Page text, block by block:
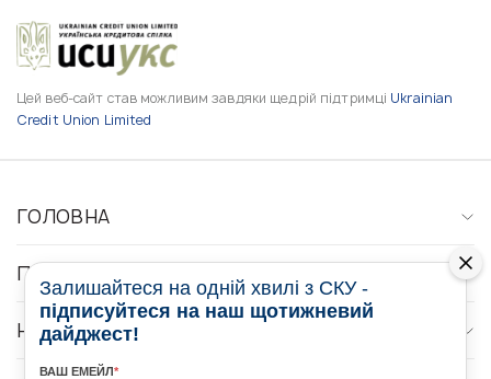
Цей веб-сайт став можливим завдяки щедрій підтримці Ukrainian
Credit Union Limited
ГОЛОВНА
ПРО НАС
НОВИНИ
Залишайтеся на одній хвилі з СКУ -
підписуйтеся на наш щотижневий
дайджест!
ВАШ ЕМЕЙЛ*